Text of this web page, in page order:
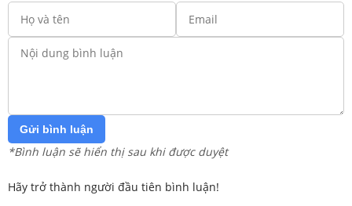
Gửi bình luận
*Bình luận sẽ hiển thị sau khi được duyệt
Hãy trở thành người đầu tiên bình luận!